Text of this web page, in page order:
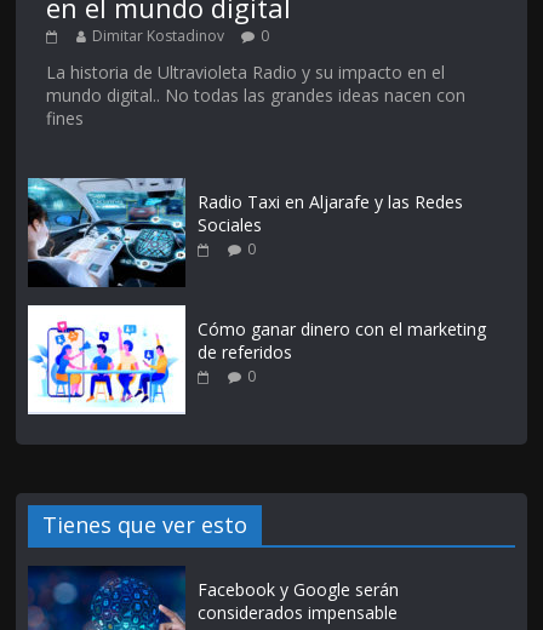
en el mundo digital
Dimitar Kostadinov 0
La historia de Ultravioleta Radio y su impacto en el
mundo digital.. No todas las grandes ideas nacen con
fines
Radio Taxi en Aljarafe y las Redes
Sociales
0
Cómo ganar dinero con el marketing
de referidos
0
Tienes que ver esto
Facebook y Google serán
considerados impensable